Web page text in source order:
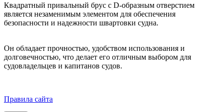
Квадратный привальный брус с D-образным отверстием
является незаменимым элементом для обеспечения
безопасности и надежности швартовки судна.
Он обладает прочностью, удобством использования и
долговечностью, что делает его отличным выбором для
судовладельцев и капитанов судов.
Правила сайта